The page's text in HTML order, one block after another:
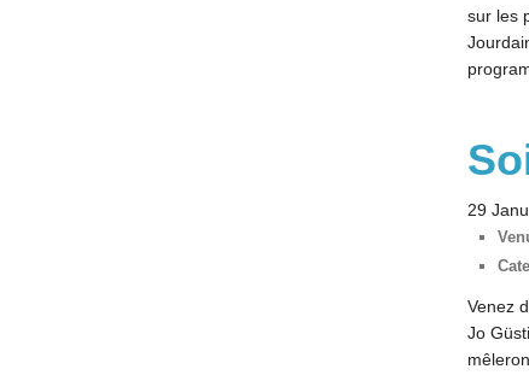
sur les
29
Venez
Jo